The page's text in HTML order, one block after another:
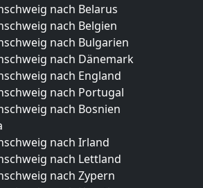
nach Belarus
nach Belgien
nach Bulgarien
nach Dänemark
nach England
nach Portugal
nach Bosnien
nach Irland
nach Lettland
nach Zypern